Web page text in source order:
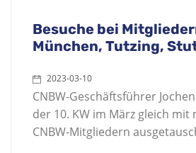
Besuche bei
München, Tutzing,
2023-03-10
CNBW-Geschäftsführer
der 10. KW im März gleich mit
CNBW-Mitgliedern